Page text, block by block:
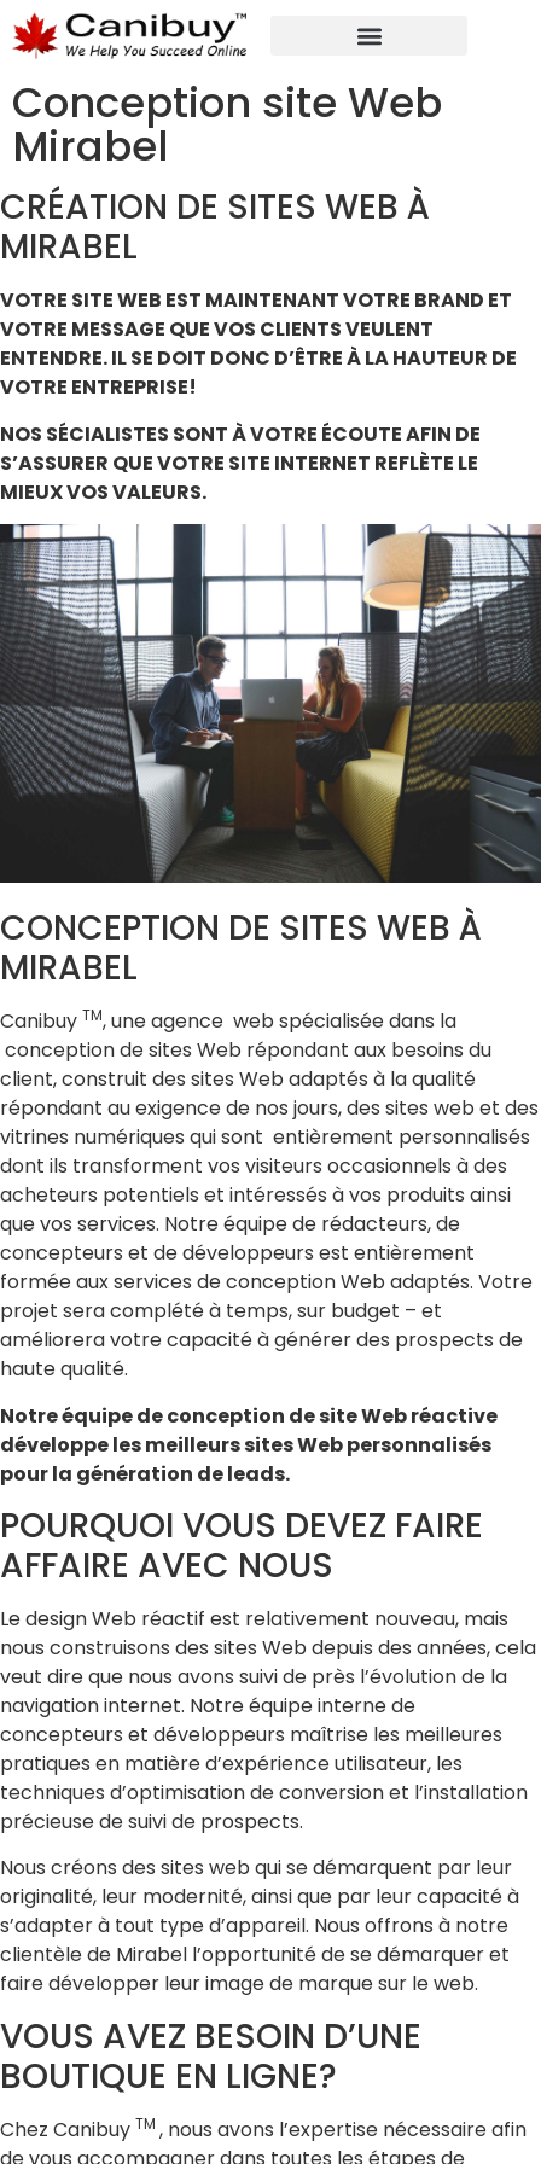
Conception site Web
Mirabel
CRÉATION DE SITES WEB À
MIRABEL
VOTRE SITE WEB EST MAINTENANT VOTRE BRAND ET
VOTRE MESSAGE QUE VOS CLIENTS VEULENT
ENTENDRE. IL SE DOIT DONC D’ÊTRE À LA HAUTEUR DE
VOTRE ENTREPRISE!
NOS SÉCIALISTES SONT À VOTRE ÉCOUTE AFIN DE
S’ASSURER QUE VOTRE SITE INTERNET REFLÈTE LE
MIEUX VOS VALEURS.
CONCEPTION DE SITES WEB À
MIRABEL
Canibuy TM, une agence web spécialisée dans la
conception de sites Web répondant aux besoins du
client, construit des sites Web adaptés à la qualité
répondant au exigence de nos jours, des sites web et des
vitrines numériques qui sont entièrement personnalisés
dont ils transforment vos visiteurs occasionnels à des
acheteurs potentiels et intéressés à vos produits ainsi
que vos services. Notre équipe de rédacteurs, de
concepteurs et de développeurs est entièrement
formée aux services de conception Web adaptés. Votre
projet sera complété à temps, sur budget – et
améliorera votre capacité à générer des prospects de
haute qualité.
Notre équipe de conception de site Web réactive
développe les meilleurs sites Web personnalisés
pour la génération de leads.
POURQUOI VOUS DEVEZ FAIRE
AFFAIRE AVEC NOUS
Le design Web réactif est relativement nouveau, mais
nous construisons des sites Web depuis des années, cela
veut dire que nous avons suivi de près l’évolution de la
navigation internet. Notre équipe interne de
concepteurs et développeurs maîtrise les meilleures
pratiques en matière d’expérience utilisateur, les
techniques d’optimisation de conversion et l’installation
précieuse de suivi de prospects.
Nous créons des sites web qui se démarquent par leur
originalité, leur modernité, ainsi que par leur capacité à
s’adapter à tout type d’appareil. Nous offrons à notre
clientèle de Mirabel l’opportunité de se démarquer et
faire développer leur image de marque sur le web.
VOUS AVEZ BESOIN D’UNE
BOUTIQUE EN LIGNE?
Chez Canibuy TM , nous avons l’expertise nécessaire afin
de vous accompagner dans toutes les étapes de